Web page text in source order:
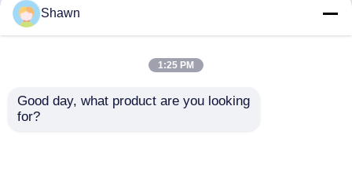
fabrikası.Copyright © 2026 Sichuan Jiweicheng
Shawn
1:25 PM
Good day, what product are you looking
for?